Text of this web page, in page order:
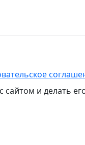
сайтом и делать